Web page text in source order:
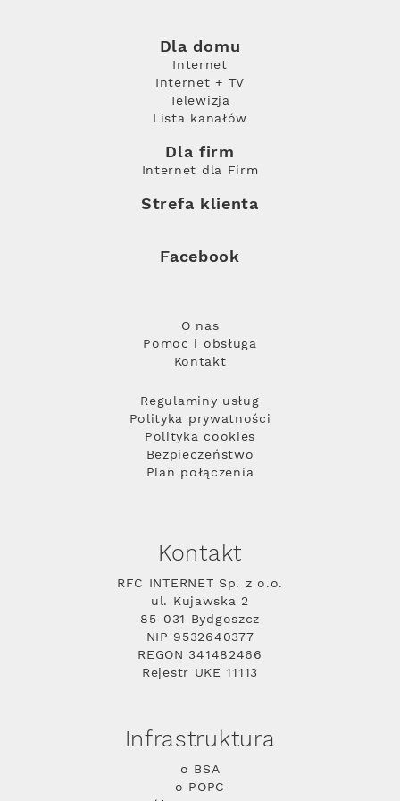
Dla domu
Internet
Internet + TV
Telewizja
Lista kanałów
Dla firm
Internet dla Firm
Strefa klienta
Facebook
O nas
Pomoc i obsługa
Kontakt
Regulaminy usług
Polityka prywatności
Polityka cookies
Bezpieczeństwo
Plan połączenia
Kontakt
RFC INTERNET Sp. z o.o.
ul. Kujawska 2
85-031 Bydgoszcz
NIP 9532640377
REGON 341482466
Rejestr UKE 11113
Infrastruktura
o BSA
o POPC